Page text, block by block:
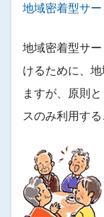
地域密着型サ
地域密着型サ
けるために、
ますが、原則
スのみ利用する